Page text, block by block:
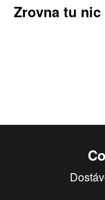
Zrovna tu nic